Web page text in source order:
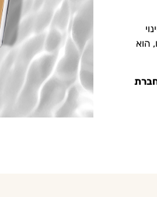
הוא
חברת